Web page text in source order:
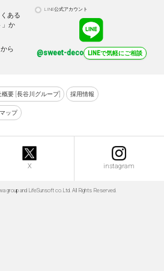
ある
」か
から
LINE公式アカウント
@sweet-deco LINEで気軽にご相談
概要 [長谷川グループ] 採用情報
ップ
X instagram
group and LifeSunsoft co.Ltd. All Rights Reserved.